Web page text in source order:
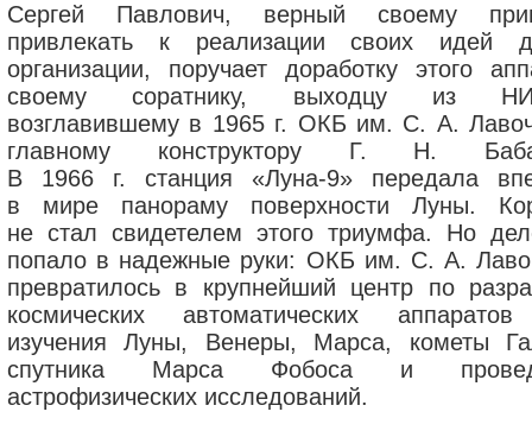
Сергей Павлович, верный своему
привлекать к реализации своих идей
организации, поручает доработку этого
своему соратнику, выходцу из
возглавившему в 1965 г. ОКБ им. С. А.
главному конструктору Г. Н.
В 1966 г. станция «Луна-9» передала
в мире панораму поверхности Луны.
не стал свидетелем этого триумфа. Но
попало в надежные руки: ОКБ им. С. А.
превратилось в крупнейший центр по
космических автоматических
изучения Луны, Венеры, Марса, кометы
спутника Марса Фобоса и
астрофизических исследований.